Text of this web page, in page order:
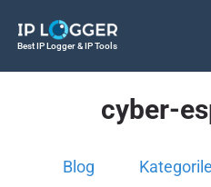
Best IP Logger & IP Tools
cyber-
Blog